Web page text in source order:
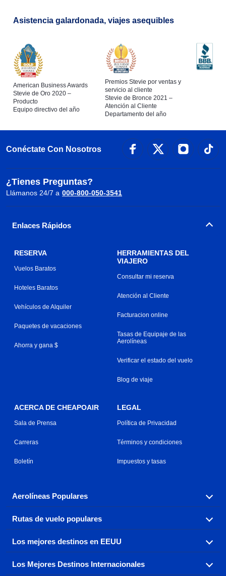
Asistencia galardonada, viajes asequibles
American Business Awards
Stevie de Oro 2020 –
Producto
Equipo directivo del año
Premios Stevie por ventas y
servicio al cliente
Stevie de Bronce 2021 –
Atención al Cliente
Departamento del año
Conéctate Con Nosotros
¿Tienes Preguntas?
Llámanos 24/7 a 000-800-050-3541
Enlaces Rápidos
RESERVA
Vuelos Baratos
Hoteles Baratos
Vehículos de Alquiler
Paquetes de vacaciones
Ahorra y gana $
HERRAMIENTAS DEL
VIAJERO
Consultar mi reserva
Atención al Cliente
Facturacion online
Tasas de Equipaje de las
Aerolíneas
Verificar el estado del vuelo
Blog de viaje
ACERCA DE CHEAPOAIR
Sala de Prensa
Carreras
Boletín
LEGAL
Política de Privacidad
Términos y condiciones
Impuestos y tasas
Aerolíneas Populares
Explora nuestras opciones de tarifas aéreas baratas por
aerolínea, con más de 500 opciones para elegir.
Aeromexico
Air France Alaska Airlines
Rutas de vuelo populares
Reserva una de nuestras rutas de vuelo más populares
con tres sencillos clics.
Los mejores destinos en EEUU
Encuentra boletos de avión baratos a destinos
Los Mejores Destinos Internacionales